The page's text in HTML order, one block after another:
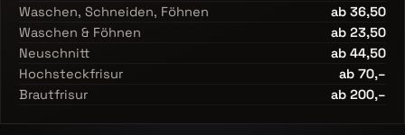
Waschen, Schneiden, Föhnen
ab 36,50
Waschen & Föhnen
ab 23,50
Neuschnitt
ab 44,50
Hochsteckfrisur
ab 70,–
Brautfrisur
ab 200,–